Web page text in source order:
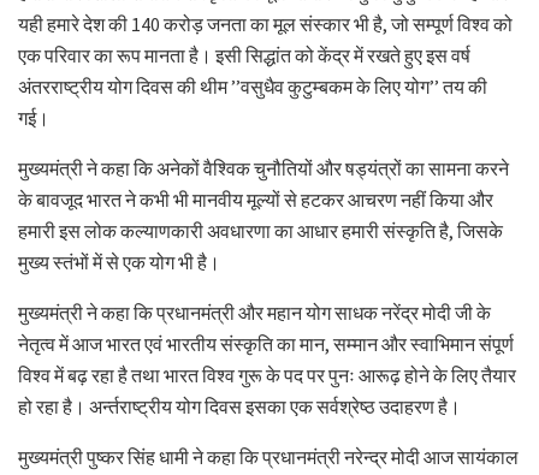
यही हमारे देश की 140 करोड़ जनता का मूल संस्कार भी है, जो सम्पूर्ण विश्व को
एक परिवार का रूप मानता है। इसी सिद्धांत को केंद्र में रखते हुए इस वर्ष
अंतरराष्ट्रीय योग दिवस की थीम ’’वसुधैव कुटुम्बकम के लिए योग’’ तय की
गई।
मुख्यमंत्री ने कहा कि अनेकों वैश्विक चुनौतियों और षड्यंत्रों का सामना करने
के बावजूद भारत ने कभी भी मानवीय मूल्यों से हटकर आचरण नहीं किया और
हमारी इस लोक कल्याणकारी अवधारणा का आधार हमारी संस्कृति है, जिसके
मुख्य स्तंभों में से एक योग भी है।
मुख्यमंत्री ने कहा कि प्रधानमंत्री और महान योग साधक नरेंद्र मोदी जी के
नेतृत्व में आज भारत एवं भारतीय संस्कृति का मान, सम्मान और स्वाभिमान संपूर्ण
विश्व में बढ़ रहा है तथा भारत विश्व गुरू के पद पर पुनः आरूढ़ होने के लिए तैयार
हो रहा है। अर्न्तराष्ट्रीय योग दिवस इसका एक सर्वश्रेष्ठ उदाहरण है।
मुख्यमंत्री पुष्कर सिंह धामी ने कहा कि प्रधानमंत्री नरेन्द्र मोदी आज सायंकाल